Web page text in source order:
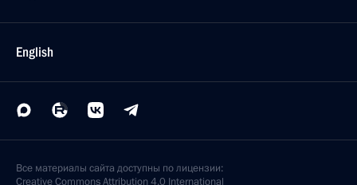
Владимир Путин подписал Федеральный закон
«О внесении изменений в статью 36
5 декабря 2007 года, 14:20
Владимир Путин подписал Федеральный закон